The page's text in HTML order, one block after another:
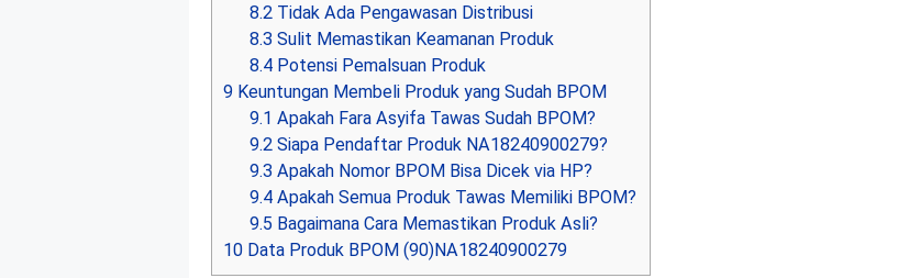
8.2 Tidak Ada Pengawasan Distribusi
8.3 Sulit Memastikan Keamanan Produk
8.4 Potensi Pemalsuan Produk
9 Keuntungan Membeli Produk yang Sudah BPOM
9.1 Apakah Fara Asyifa Tawas Sudah BPOM?
9.2 Siapa Pendaftar Produk NA18240900279?
9.3 Apakah Nomor BPOM Bisa Dicek via HP?
9.4 Apakah Semua Produk Tawas Memiliki BPOM?
9.5 Bagaimana Cara Memastikan Produk Asli?
10 Data Produk BPOM (90)NA18240900279